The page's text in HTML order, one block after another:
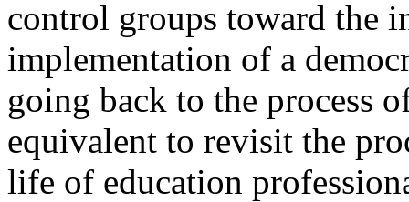
control groups toward the
implementation of a
going back to the process
equivalent to revisit the
life of education